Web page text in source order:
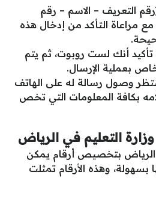
التعريف – الاسم – رقم
مراعاة التأكد من إدخال هذه
تأكيد أنك لست روبوت، ثم يتم
بعملية الإرسال.
وصول رسالة له على الهاتف
بكافة المعلومات التي تخص
التعليم في الرياض
الرياض بتخصيص أرقام يمكن
بسهولة، وهذه الأرقام تمثلت